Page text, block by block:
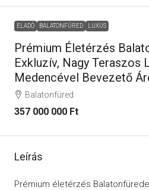
ELADÓ BALATONFÜRED LUXUS
Prémium Életérzés
Exkluzív, Nagy Teraszos
Medencével Bevezető
Balatonfüred
357 000 000 Ft
Leírás
Prémium életérzés